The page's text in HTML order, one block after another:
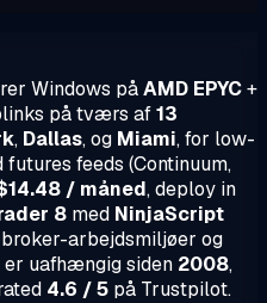
Windows påAMD EPYC+
på tværs af13
, Dallas, og Miami, for low-
feeds (Continuum,
/ måned, deploy in
8 med NinjaScript
arbejdsmiljøer og
uafhængig siden 2008,
4.6 / 5 på Trustpilot.